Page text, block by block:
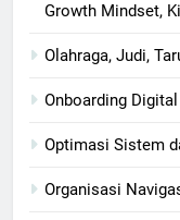
Growth Mindset,
Olahraga, Judi,
Onboarding
Optimasi Sistem
Organisasi